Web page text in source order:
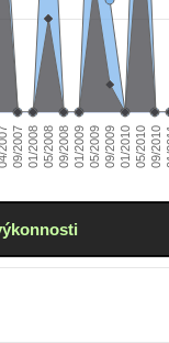
09/200701/200805/200809/200801/200905/200909/200901/201005/201009/2010